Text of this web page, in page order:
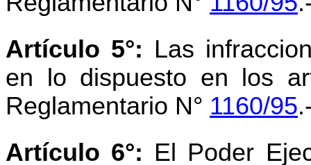
Artículo 5°: Las
en lo dispuesto en los
Reglamentario N° 1160/95
Artículo 6°: El Poder